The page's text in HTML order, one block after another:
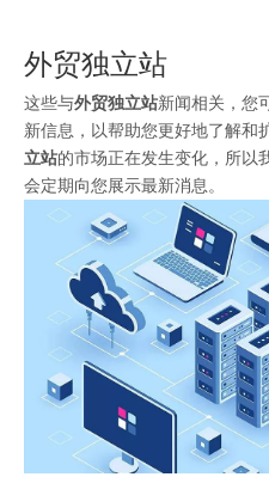
外贸独立站
这些与外贸独立站新闻相关，您
新信息，以帮助您更好地了解和
立站的市场正在发生变化，所以
会定期向您展示最新消息。